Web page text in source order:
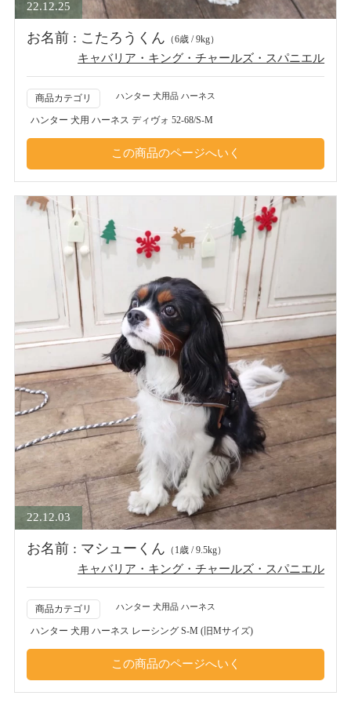
22.12.25
お名前 : こたろうくん （6歳 / 9kg）
キャバリア・キング・チャールズ・スパニエル
商品カテゴリ ハンター 犬用品 ハーネス
ハンター 犬用 ハーネス ディヴォ 52-68/S-M
22.12.03
お名前 : マシューくん （1歳 / 9.5kg）
キャバリア・キング・チャールズ・スパニエル
商品カテゴリ ハンター 犬用品 ハーネス
ハンター 犬用 ハーネス レーシング S-M (旧Mサイズ)